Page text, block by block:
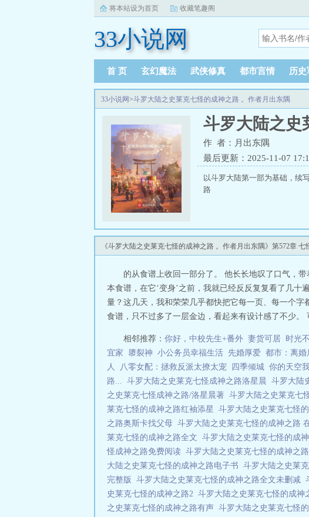
将本站设为首页 收藏笔趣阁
33小说网
首 页 玄幻魔法 武侠修真 都市言情 历史
33小说网>斗罗大陆之史莱克七怪的成神之路 。作者月出东隅
斗罗大陆之史
作 者：月出东隅
最后更新：2025-11-07
以斗罗大陆第一部为基础，续
路
《斗罗大陆之史莱克七怪的成神之路 。作者月出东隅》第572章 七
的从食谱上收回一部分了。 他长长地叹了口气，
本食谱，在它‘变身’之前，我就已经反反复复看了几
量？这几天，我和荣荣几乎都快把它每一页、每一个
食谱，只不过多了一层金边，看起来有设计感了不少
相邻推荐： 你好，中校先生+番外 妻货可居 时光
宜家 隳裂神 小公务员幸福生活 先婚厚爱 都市：离婚
人
八零女配：拯救反派太撩太宠 四季倾城 你的天空
路... 斗罗大陆之史莱克七怪成神之路洛星晨 斗罗大陆
之史莱克七怪成神之路/洛星晨著 斗罗大陆之史莱克七
莱克七怪的成神之路红袖添星 斗罗大陆之史莱克七怪
之路奥斯卡找父母 斗罗大陆之史莱克七怪的成神之路
莱克七怪的成神之路全文 斗罗大陆之史莱克七怪的成
怪成神之路免费阅读 斗罗大陆之史莱克七怪的成神之
大陆之史莱克七怪的成神之路电子书 斗罗大陆之史莱
完整版 斗罗大陆之史莱克七怪的成神之路全文未删减
史莱克七怪的成神之路2 斗罗大陆之史莱克七怪的成神
之史莱克七怪的成神之路有声 斗罗大陆之史莱克七怪